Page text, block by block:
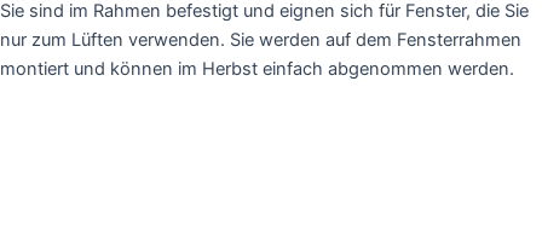
Sie sind im Rahmen befestigt und eignen sich für Fenster, die Sie
nur zum Lüften verwenden. Sie werden auf dem Fensterrahmen
montiert und können im Herbst einfach abgenommen werden.